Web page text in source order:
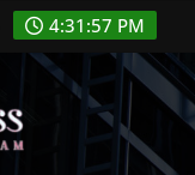
4:31:58 PM